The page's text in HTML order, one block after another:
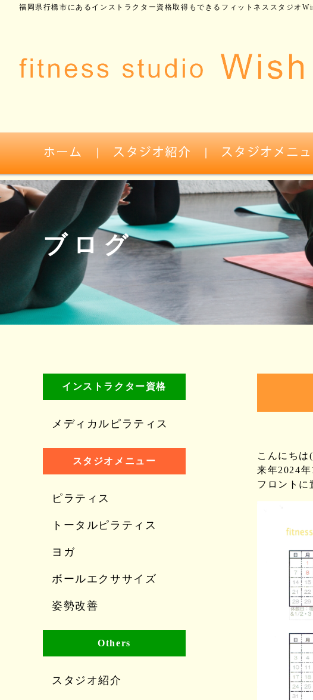
福岡県行橋市にあるインストラクター資格取得もできるフィットネススタジオ
ブログ
インストラクター資格
メディカルピラティス
スタジオメニュー
ピラティス
トータルピラティス
ヨガ
ボールエクササイズ
姿勢改善
Others
スタジオ紹介
こんにちは
来年2024年
フロント